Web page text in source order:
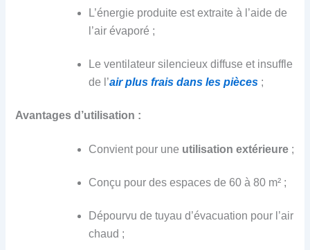
L’énergie produite est extraite à l’aide de
l’air évaporé ;
Le ventilateur silencieux diffuse et insuffle
de l’air plus frais dans les pièces ;
Avantagesd’utilisation :
Convient pour une utilisation extérieure ;
Conçu pour des espaces de 60 à 80 m² ;
Dépourvu de tuyau d’évacuation pour l’air
chaud ;